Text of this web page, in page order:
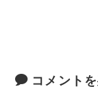
コメント